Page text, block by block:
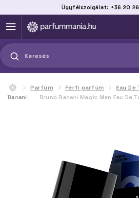
Ügyfélszolgálat: +36 20
Keresés
Parfüm Férfi parfüm Eau
Banani
Bruno Banani Magic Man Eau De